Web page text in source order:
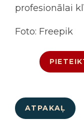
profesionālai
Foto: Freepik
ATPAKAĻ